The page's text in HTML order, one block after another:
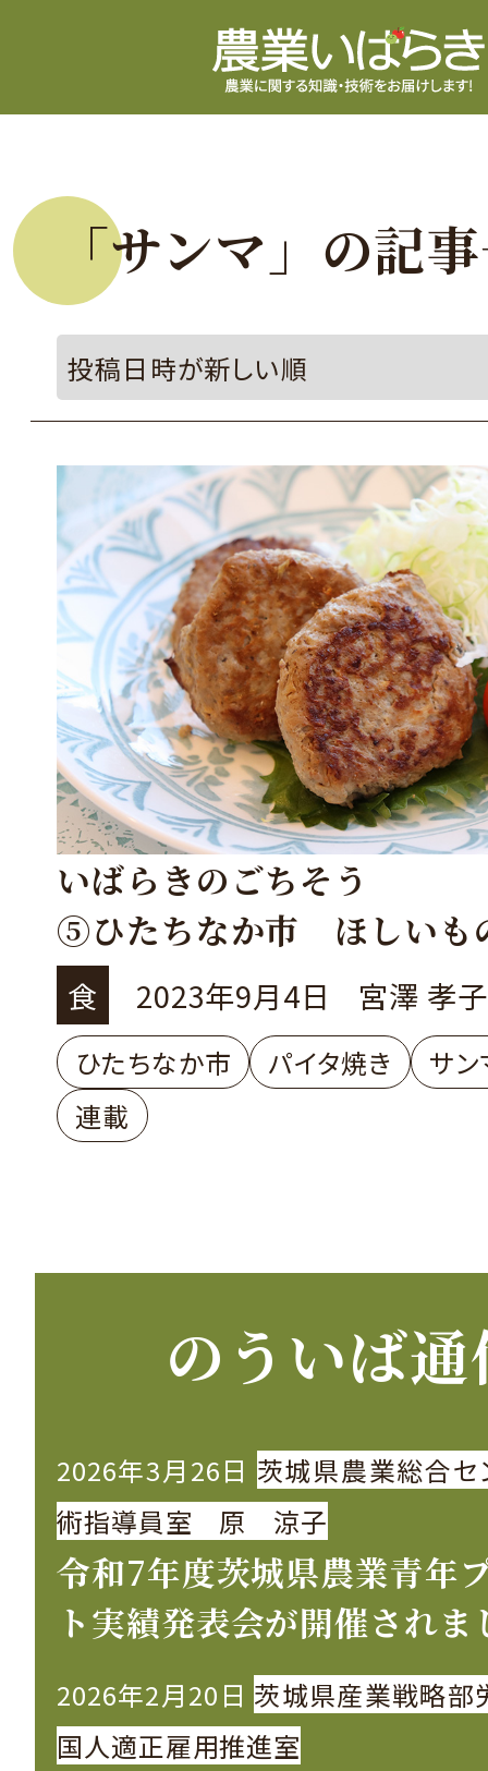
「サンマ」の記
いばらきのごちそう
⑤ひたちなか市 ほしいも
は日本一
食 2023年9月4日 宮澤 孝子
ひたちなか市 パイタ焼き
サン
連載
のういば
2026年3月26日 茨城県農業総合セ
術指導員室 原 涼子
令和7年度茨城県農業青年
ト実績発表会が開催されま
2026年2月20日 茨城県産業戦略部
国人適正雇用推進室